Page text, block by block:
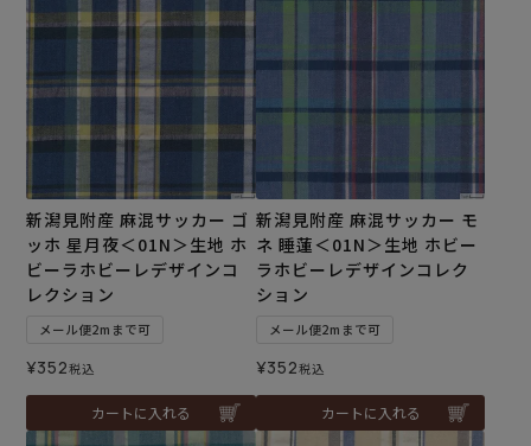
新潟見附産 麻混サッカー ゴ
ッホ 星月夜＜01N＞生地 ホ
ビーラホビーレデザインコ
レクション
メール便2mまで可
¥352税込
カートに入れる
新潟見附産 麻混サッカー モ
ネ 睡蓮＜01N＞生地 ホビー
ラホビーレデザインコレク
ション
メール便2mまで可
¥352税込
カートに入れる